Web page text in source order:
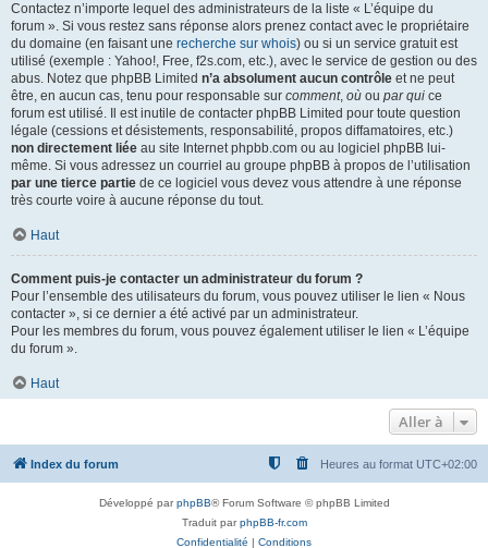
Contactez n’importe lequel des administrateurs de la liste « L’équipe du
forum ». Si vous restez sans réponse alors prenez contact avec le propriétaire
du domaine (en faisant une recherche sur whois) ou si un service gratuit est
utilisé (exemple : Yahoo!, Free, f2s.com, etc.), avec le service de gestion ou des
abus. Notez que phpBB Limited n’a absolument aucun contrôle et ne peut
être, en aucun cas, tenu pour responsable sur comment, où ou par qui ce
forum est utilisé. Il est inutile de contacter phpBB Limited pour toute question
légale (cessions et désistements, responsabilité, propos diffamatoires, etc.)
non directement liée au site Internet phpbb.com ou au logiciel phpBB lui-
même. Si vous adressez un courriel au groupe phpBB à propos de l’utilisation
par une tierce partie de ce logiciel vous devez vous attendre à une réponse
très courte voire à aucune réponse du tout.
Haut
Comment puis-je contacter un administrateur du forum ?
Pour l’ensemble des utilisateurs du forum, vous pouvez utiliser le lien « Nous
contacter », si ce dernier a été activé par un administrateur.
Pour les membres du forum, vous pouvez également utiliser le lien « L’équipe
du forum ».
Haut
Aller à
Index du forum Heures au format UTC+02:00
Développé parphpBB® Forum Software © phpBB Limited
Traduit parphpBB-fr.com
Confidentialité | Conditions